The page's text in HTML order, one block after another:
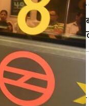
की मंजूरी
जाएगी। प्रत्येक
सुरक्षा और